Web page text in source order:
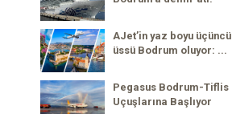
AJet’in yaz boyu üçüncü
üssü Bodrum oluyor: ...
Pegasus Bodrum-Tiflis
Uçuşlarına Başlıyor